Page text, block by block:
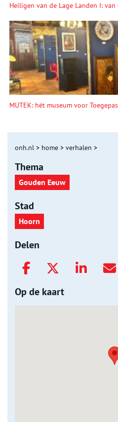
Heiligen van de Lage Landen I:
MUTEK: hét museum voor
onh.nl > home > verhalen >
Thema
Gouden Eeuw
Stad
Hoorn
Delen
Op de kaart